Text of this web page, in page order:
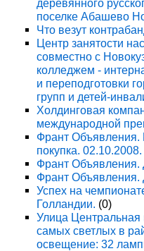
деревянного
поселке Абашево
Что везут
Центр занятости
совместно с
колледжем -
и переподготовки
групп и детей-
Холдинговая
международной
Франт Объявления.
покупка. 02.10.2008.
Франт
Франт
Успех на
Голландии. (0)
Улица Центральная
самых светлых в
освещение: 32